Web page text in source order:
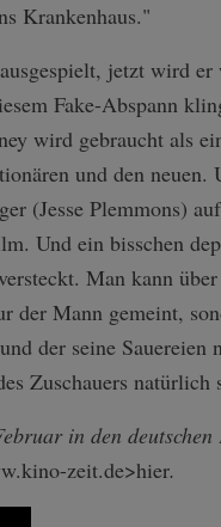
Krankenhaus."
jetzt wird
Fake-Abspann
wird gebraucht als
und den neuen.
(Jesse Plemmons)
Und ein bisschen
Man kann
der Mann gemeint,
der seine
Zuschauers natürlich
in den deutschen
zeit.de>hier.